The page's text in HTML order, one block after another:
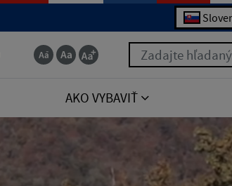
Zadajte hľadaný
AKO VYBAVIŤ